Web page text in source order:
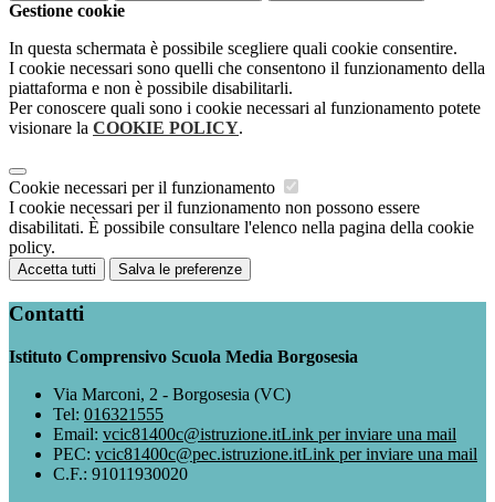
Gestione cookie
In questa schermata è possibile scegliere quali cookie consentire.
I cookie necessari sono quelli che consentono il funzionamento della
piattaforma e non è possibile disabilitarli.
Per conoscere quali sono i cookie necessari al funzionamento potete
visionare la COOKIE POLICY.
Cookie necessari per il funzionamento
I cookie necessari per il funzionamento non possono essere
disabilitati. È possibile consultare l'elenco nella pagina della cookie
policy.
Accetta tutti Salva le preferenze
Contatti
Istituto Comprensivo Scuola Media Borgosesia
Via Marconi, 2 - Borgosesia (VC)
Tel: 016321555
Email: vcic81400c@istruzione.itLink per inviare una mail
PEC: vcic81400c@pec.istruzione.itLink per inviare una mail
C.F.: 91011930020